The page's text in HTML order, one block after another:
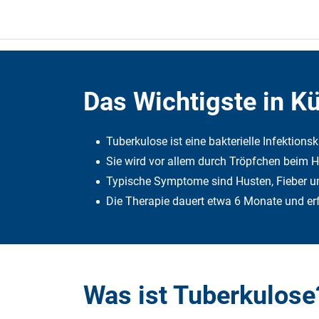
Das Wichtigste in
Tu­ber­ku­lo­se ist ei­ne bak­te­ri­el­le
Sie wird vor al­lem durch Tröpf­chen beim
Typi­sche Symp­to­me sind Hus­ten, Fie­ber
Die The­ra­pie dau­ert et­wa 6 Mo­na­te und
Was ist